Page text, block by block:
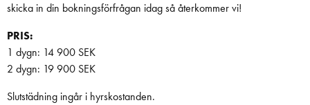
skicka in din bokningsförfrågan idag så återkommer vi!
PRIS:
1 dygn: 14 900 SEK
2 dygn: 19 900 SEK
Slutstädning ingår i hyrskostanden.